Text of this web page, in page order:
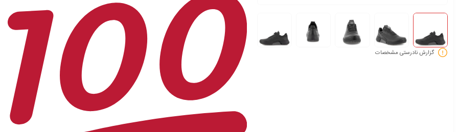
گزارش نادرستی مشخصات